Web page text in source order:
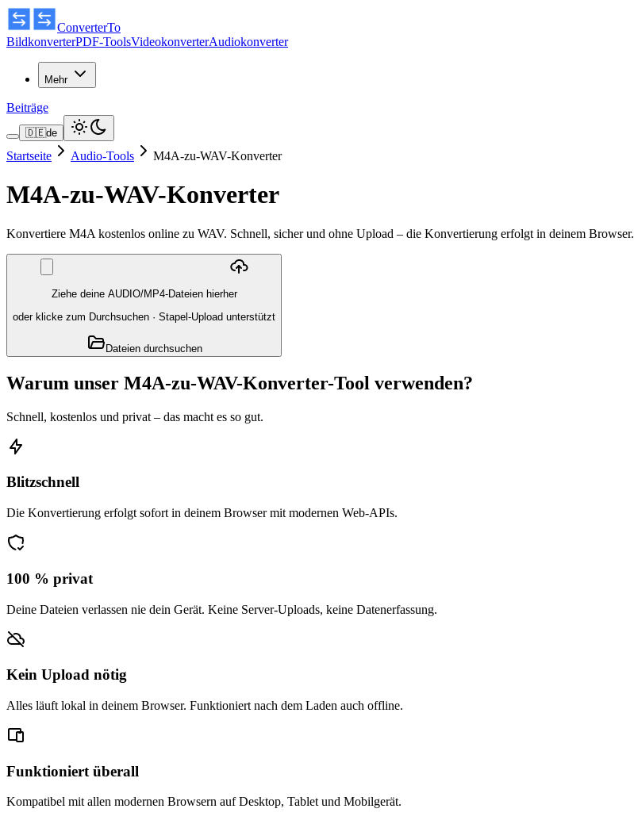
ConverterTo
BildkonverterPDF-ToolsVideokonverterAudiokonverter
Mehr
Beiträge
🇩🇪de
Startseite Audio-Tools M4A-zu-WAV-Konverter
M4A-zu-WAV-Konverter
Konvertiere M4A kostenlos online zu WAV. Schnell, sicher und ohne Upload – die Konvertierung erfolgt in deinem Browser.
Ziehe deine AUDIO/MP4-Dateien hierher
oder klicke zum Durchsuchen · Stapel-Upload unterstützt
Dateien durchsuchen
Warum unser M4A-zu-WAV-Konverter-Tool verwenden?
Schnell, kostenlos und privat – das macht es so gut.
Blitzschnell
Die Konvertierung erfolgt sofort in deinem Browser mit modernen Web-APIs.
100 % privat
Deine Dateien verlassen nie dein Gerät. Keine Server-Uploads, keine Datenerfassung.
Kein Upload nötig
Alles läuft lokal in deinem Browser. Funktioniert nach dem Laden auch offline.
Funktioniert überall
Kompatibel mit allen modernen Browsern auf Desktop, Tablet und Mobilgerät.